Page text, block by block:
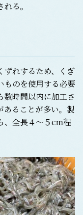
る。
れするため、くぎ
ものを使用する必要
数時間以内に加工さ
あることが多い。製
、全長４～５cm程